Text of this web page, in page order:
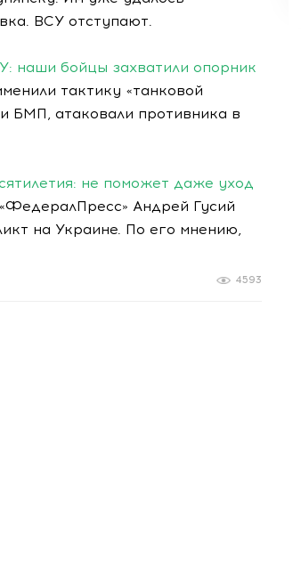
ВСУ отступают.
наши бойцы захватили опорник
тактику «танковой
БМП, атаковали противника в
не поможет даже уход
Андрей Гусий
на Украине. По его мнению,
4593